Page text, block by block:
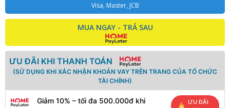
Visa, Master, JCB
MUA NGAY - TRẢ SAU
ƯU ĐÃI KHI THANH TOÁN
(SỬ DỤNG KHI XÁC NHẬN KHOẢN VAY TRÊN TRANG CỦA TỔ CHỨC
TÀI CHÍNH)
Giảm 10% – tối đa 500.000đ khi
ƯU ĐÃI